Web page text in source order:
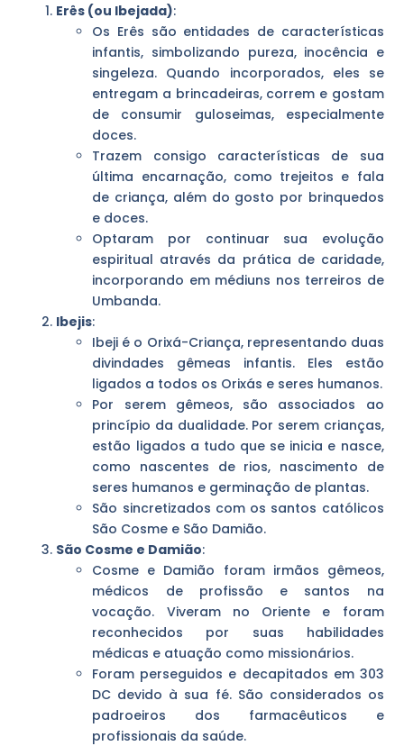
Erês (ou Ibejada):
Os Erês são entidades de características
infantis, simbolizando pureza, inocência e
singeleza. Quando incorporados, eles se
entregam a brincadeiras, correm e gostam
de consumir guloseimas, especialmente
doces.
Trazem consigo características de sua
última encarnação, como trejeitos e fala
de criança, além do gosto por brinquedos
e doces.
Optaram por continuar sua evolução
espiritual através da prática de caridade,
incorporando em médiuns nos terreiros de
Umbanda.
Ibejis:
Ibeji é o Orixá-Criança, representando duas
divindades gêmeas infantis. Eles estão
ligados a todos os Orixás e seres humanos.
Por serem gêmeos, são associados ao
princípio da dualidade. Por serem crianças,
estão ligados a tudo que se inicia e nasce,
como nascentes de rios, nascimento de
seres humanos e germinação de plantas.
São sincretizados com os santos católicos
São Cosme e São Damião.
São Cosme e Damião:
Cosme e Damião foram irmãos gêmeos,
médicos de profissão e santos na
vocação. Viveram no Oriente e foram
reconhecidos por suas habilidades
médicas e atuação como missionários.
Foram perseguidos e decapitados em 303
DC devido à sua fé. São considerados os
padroeiros dos farmacêuticos e
profissionais da saúde.